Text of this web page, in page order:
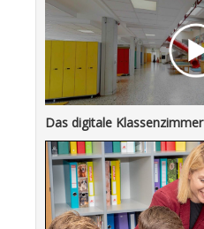
Das digitale Klassenzimmer